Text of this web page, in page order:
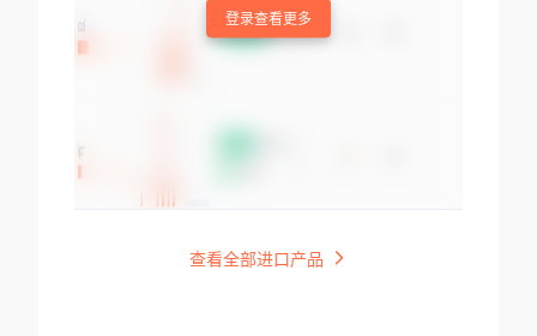
登录查看更多
查看全部进口产品